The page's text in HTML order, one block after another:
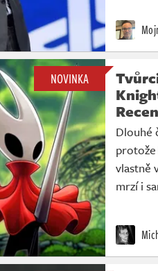
NOVINKA
Dlouhé
vlastně
mrzí i